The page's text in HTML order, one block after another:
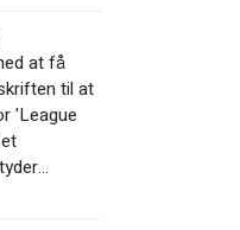
at få
til at
'League